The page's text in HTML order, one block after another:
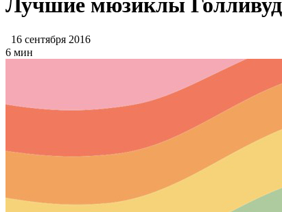
Лучшие мюзиклы
16 сентября 2016
6 мин